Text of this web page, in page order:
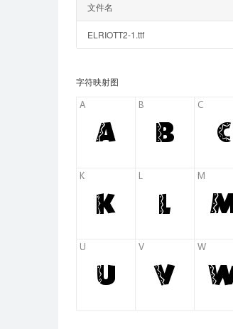
文件名
ELRIOTT2-1.ttf
字符映射图